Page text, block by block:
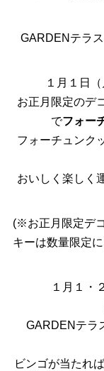
GARDENテラ
１月１日
お正月限定のデ
でフォー
フォーチュンク
おいしく楽しく
(※お正月限定デ
キーは数量限定
１月１・
GARDENテラ
ビンゴが当たれ